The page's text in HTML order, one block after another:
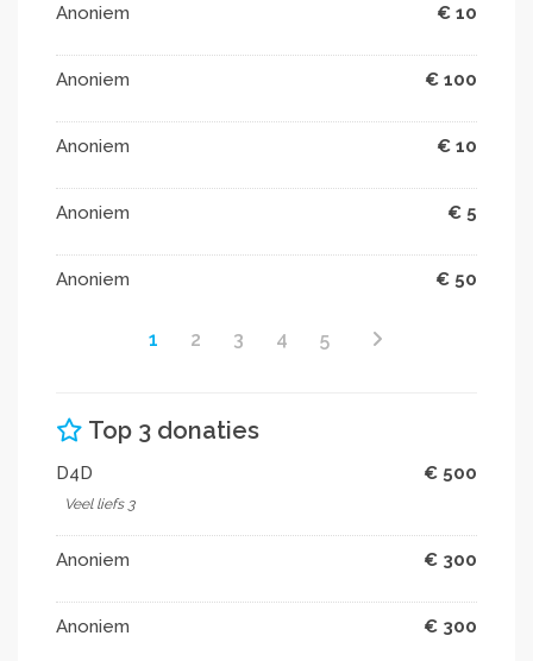
Anoniem € 10
Anoniem € 100
Anoniem € 10
Anoniem € 5
Anoniem € 50
1 2 3 4 5
Top 3 donaties
D4D € 500
Veel liefs 3
Anoniem € 300
Anoniem € 300